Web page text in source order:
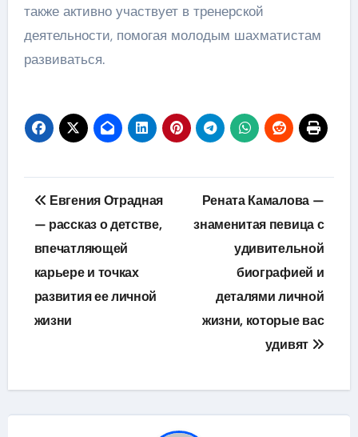
также активно участвует в тренерской
деятельности, помогая молодым шахматистам
развиваться.
Навигация
по
записям
Евгения Отрадная
— рассказ о детстве,
впечатляющей
карьере и точках
развития ее личной
жизни
Рената Камалова —
знаменитая певица с
удивительной
биографией и
деталями личной
жизни, которые вас
удивят